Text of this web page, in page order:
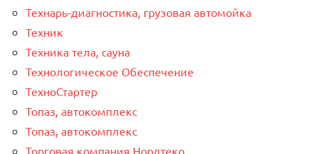
Технарь-диагностика, грузовая автомойка
Техник
Техника тела, сауна
Технологическое Обеспечение
ТехноСтартер
Топаз, автокомплекс
Топаз, автокомплекс
Торговая компания Нордтеко